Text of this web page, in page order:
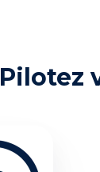
Pilotez